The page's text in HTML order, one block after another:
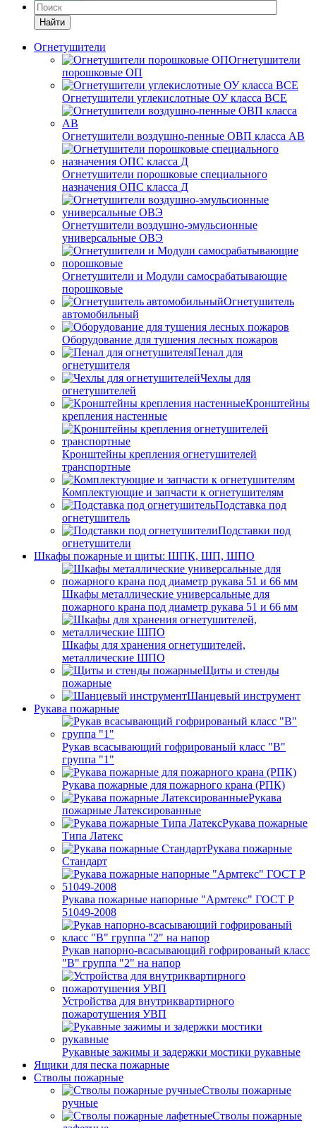
Найти
Огнетушители
Огнетушители
порошковые ОП
Огнетушители углекислотные ОУ класса ВСЕ
Огнетушители воздушно-пенные ОВП класса АВ
Огнетушители порошковые специального
назначения ОПС класса Д
Огнетушители воздушно-эмульсионные
универсальные ОВЭ
Огнетушители и Модули самосрабатывающие
порошковые
Огнетушитель
автомобильный
Оборудование для тушения лесных пожаров
Пенал для
огнетушителя
Чехлы для
огнетушителей
Кронштейны
крепления настенные
Кронштейны крепления огнетушителей
транспортные
Комплектующие и запчасти к огнетушителям
Подставка под
огнетушитель
Подставки под
огнетушители
Шкафы пожарные и щиты: ШПК, ШП, ШПО
Шкафы металлические универсальные для
пожарного крана под диаметр рукава 51 и 66 мм
Шкафы для хранения огнетушителей,
металлические ШПО
Щиты и стенды
пожарные
Шанцевый инструмент
Рукава пожарные
Рукав всасывающий гофрированый класс "В"
группа "1"
Рукава пожарные для пожарного крана (РПК)
Рукава
пожарные Латексированные
Рукава пожарные
Типа Латекс
Рукава пожарные
Стандарт
Рукава пожарные напорные "Армтекс" ГОСТ Р
51049-2008
Рукав напорно-всасывающий гофрированый класс
"В" группа "2" на напор
Устройства для внутриквартирного
пожаротушения УВП
Рукавные зажимы и задержки мостики рукавные
Ящики для песка пожарные
Стволы пожарные
Стволы пожарные
ручные
Стволы пожарные